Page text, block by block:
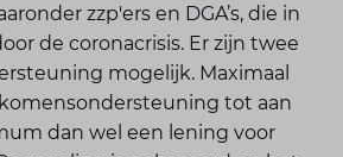
zzp'ers en DGA’s, die in
de coronacrisis. Er zijn twee
mogelijk. Maximaal
tot aan
dan wel een lening voor